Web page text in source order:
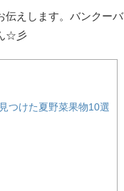
伝えします。バンクーバ
☆彡
つけた夏野菜果物10選